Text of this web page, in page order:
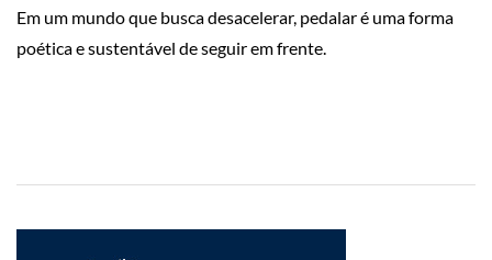
Em um mundo que busca desacelerar, pedalar é uma forma
poética e sustentável de seguir em frente.